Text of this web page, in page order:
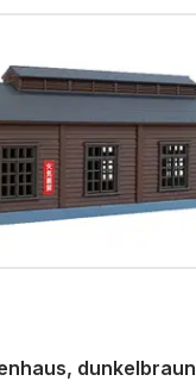
dunkelbraun